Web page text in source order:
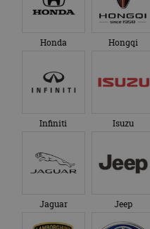
Honda Hongqi
Infiniti Isuzu
Jaguar Jeep